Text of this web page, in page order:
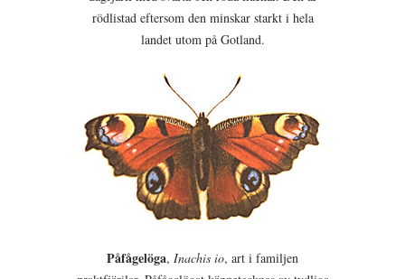
rödlistad eftersom den minskar starkt i hela
landet utom på Gotland.
Påfågelöga, Inachis io, art i familjen